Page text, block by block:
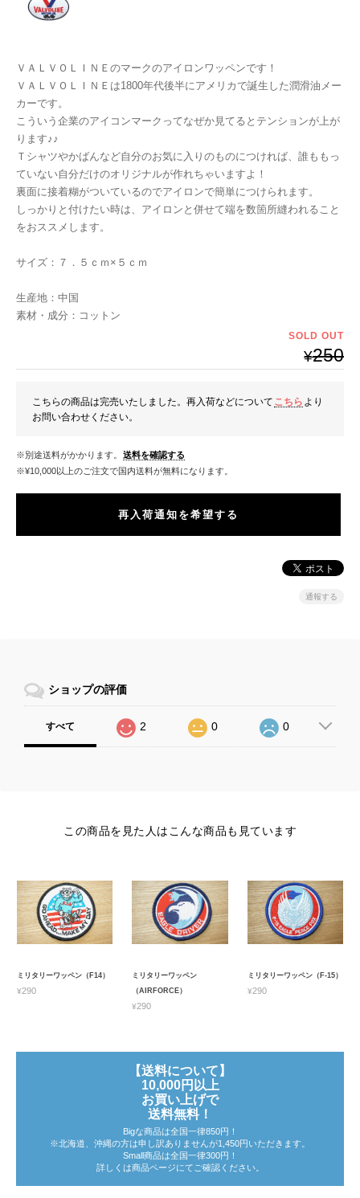
ＶＡＬＶＯＬＩＮＥのマークのアイロンワッペンです！
ＶＡＬＶＯＬＩＮＥは1800年代後半にアメリカで誕生した潤滑油メー
カーです。
こういう企業のアイコンマークってなぜか見てるとテンションが上が
ります♪♪
Ｔシャツやかばんなど自分のお気に入りのものにつければ、誰ももっ
ていない自分だけのオリジナルが作れちゃいますよ！
裏面に接着糊がついているのでアイロンで簡単につけられます。
しっかりと付けたい時は、アイロンと併せて端を数箇所縫われること
をおススメします。
サイズ：７．５ｃｍ×５ｃｍ
生産地：中国
素材・成分：コットン
SOLD OUT
¥250
こちらの商品は完売いたしました。再入荷などについて こちら より
お問い合わせください。
※別途送料がかかります。 送料を確認する
※¥10,000以上のご注文で国内送料が無料になります。
再入荷通知を希望する
通報する
ショップの評価
すべて 2 0 0
この商品を見た人はこんな商品も見ています
ミリタリーワッペン（F14）
¥290
ミリタリーワッペン
（AIRFORCE）
¥290
ミリタリーワッペン（F-15）
¥290
【送料について】
10,000円以上
お買い上げで
送料無料！
Bigな商品は全国一律850円！
※北海道、沖縄の方は申し訳ありませんが1,450円いただきます。
Small商品は全国一律300円！
詳しくは商品ページにてご確認ください。